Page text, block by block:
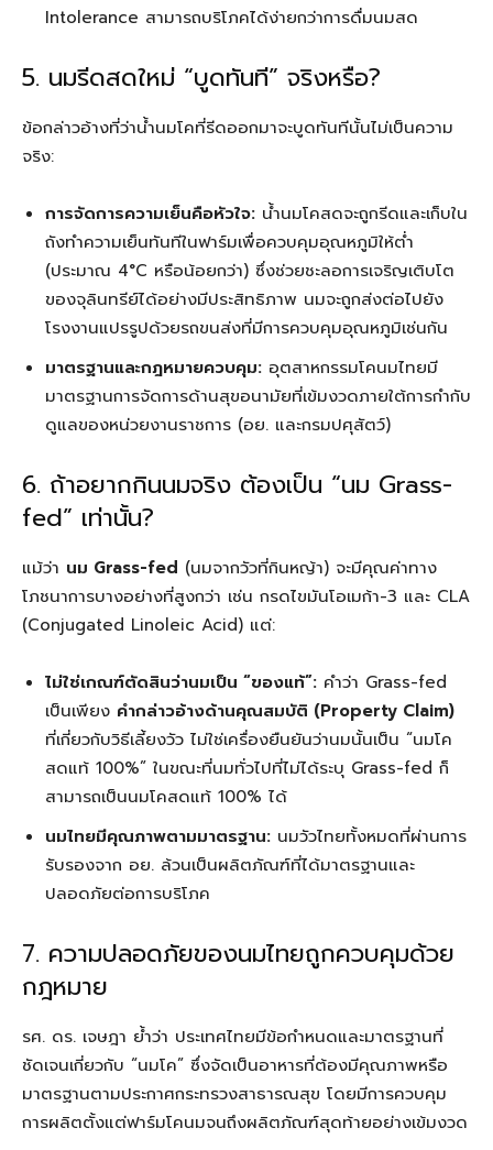
Intolerance สามารถบริโภคได้ง่ายกว่าการดื่มนมสด
5. นมรีดสดใหม่ “บูดทันที” จริงหรือ?
ข้อกล่าวอ้างที่ว่าน้ำนมโคที่รีดออกมาจะบูดทันทีนั้นไม่เป็นความ
จริง:
การจัดการความเย็นคือหัวใจ: น้ำนมโคสดจะถูกรีดและเก็บใน
ถังทำความเย็นทันทีในฟาร์มเพื่อควบคุมอุณหภูมิให้ต่ำ
(ประมาณ 4°C หรือน้อยกว่า) ซึ่งช่วยชะลอการเจริญเติบโต
ของจุลินทรีย์ได้อย่างมีประสิทธิภาพ นมจะถูกส่งต่อไปยัง
โรงงานแปรรูปด้วยรถขนส่งที่มีการควบคุมอุณหภูมิเช่นกัน
มาตรฐานและกฎหมายควบคุม: อุตสาหกรรมโคนมไทยมี
มาตรฐานการจัดการด้านสุขอนามัยที่เข้มงวดภายใต้การกำกับ
ดูแลของหน่วยงานราชการ (อย. และกรมปศุสัตว์)
6. ถ้าอยากกินนมจริง ต้องเป็น “นม Grass-
fed” เท่านั้น?
แม้ว่า นม Grass-fed (นมจากวัวที่กินหญ้า) จะมีคุณค่าทาง
โภชนาการบางอย่างที่สูงกว่า เช่น กรดไขมันโอเมก้า-3 และ CLA
(Conjugated Linoleic Acid) แต่:
ไม่ใช่เกณฑ์ตัดสินว่านมเป็น “ของแท้”: คำว่า Grass-fed
เป็นเพียง คำกล่าวอ้างด้านคุณสมบัติ (Property Claim)
ที่เกี่ยวกับวิธีเลี้ยงวัว ไม่ใช่เครื่องยืนยันว่านมนั้นเป็น “นมโค
สดแท้ 100%” ในขณะที่นมทั่วไปที่ไม่ได้ระบุ Grass-fed ก็
สามารถเป็นนมโคสดแท้ 100% ได้
นมไทยมีคุณภาพตามมาตรฐาน: นมวัวไทยทั้งหมดที่ผ่านการ
รับรองจาก อย. ล้วนเป็นผลิตภัณฑ์ที่ได้มาตรฐานและ
ปลอดภัยต่อการบริโภค
7. ความปลอดภัยของนมไทยถูกควบคุมด้วย
กฎหมาย
รศ. ดร. เจษฎา ย้ำว่า ประเทศไทยมีข้อกำหนดและมาตรฐานที่
ชัดเจนเกี่ยวกับ “นมโค” ซึ่งจัดเป็นอาหารที่ต้องมีคุณภาพหรือ
มาตรฐานตามประกาศกระทรวงสาธารณสุข โดยมีการควบคุม
การผลิตตั้งแต่ฟาร์มโคนมจนถึงผลิตภัณฑ์สุดท้ายอย่างเข้มงวด